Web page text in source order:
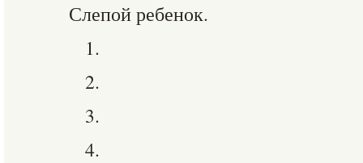
Слепой ребенок.
1.
2.
3.
4.